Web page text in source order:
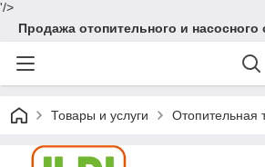
'/>
Продажа отопительного и
Товары и услуги Отопительная